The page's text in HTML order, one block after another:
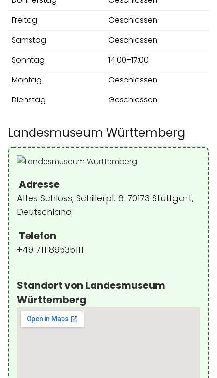
Freitag
Geschlossen
Samstag
Geschlossen
Sonntag
14:00–17:00
Montag
Geschlossen
Dienstag
Geschlossen
Landesmuseum Württemberg
Adresse
Altes Schloss, Schillerpl. 6, 70173 Stuttgart,
Deutschland
Telefon
+49 711 89535111
Standort von Landesmuseum
Württemberg